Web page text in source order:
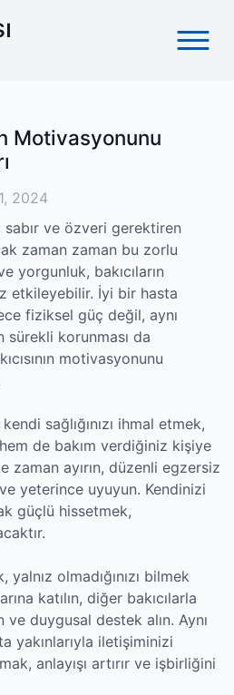
Motivasyonunu
2024
sabır ve özveri gerektiren
zaman zaman bu zorlu
yorgunluk, bakıcıların
etkileyebilir. İyi bir hasta
fiziksel güç değil, aynı
korunması da
motivasyonunu
sağlığınızı ihmal etmek,
de bakım verdiğiniz kişiye
zaman ayırın, düzenli egzersiz
yeterince uyuyun. Kendinizi
güçlü hissetmek,
yalnız olmadığınızı bilmek
katılın, diğer bakıcılarla
duygusal destek alın. Aynı
yakınlarıyla iletişiminizi
anlayışı artırır ve işbirliğini